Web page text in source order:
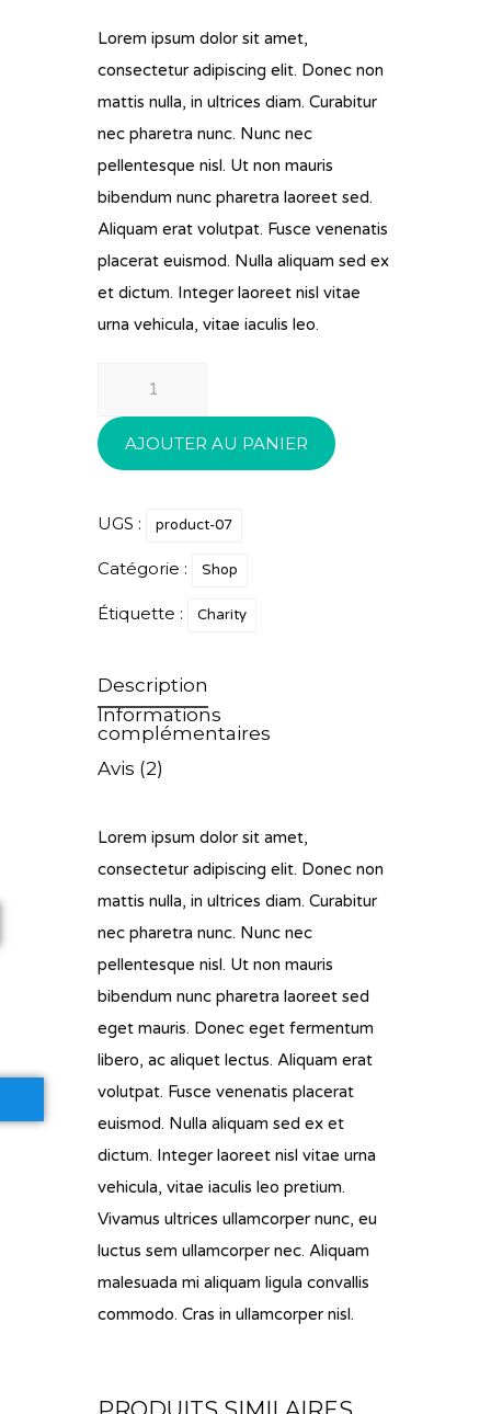
initial
était :
$15.00.
Lorem ipsum dolor sit amet,
consectetur adipiscing elit. Donec non
mattis nulla, in ultrices diam. Curabitur
nec pharetra nunc. Nunc nec
pellentesque nisl. Ut non mauris
bibendum nunc pharetra laoreet sed.
Aliquam erat volutpat. Fusce venenatis
placerat euismod. Nulla aliquam sed ex
et dictum. Integer laoreet nisl vitae
urna vehicula, vitae iaculis leo.
Rehabilitation
AJOUTER AU PANIER
UGS : product-07
Catégorie : Shop
Étiquette : Charity
Description
Informations
complémentaires
Avis (2)
Lorem ipsum dolor sit amet,
consectetur adipiscing elit. Donec non
mattis nulla, in ultrices diam. Curabitur
nec pharetra nunc. Nunc nec
pellentesque nisl. Ut non mauris
bibendum nunc pharetra laoreet sed
eget mauris. Donec eget fermentum
libero, ac aliquet lectus. Aliquam erat
volutpat. Fusce venenatis placerat
euismod. Nulla aliquam sed ex et
dictum. Integer laoreet nisl vitae urna
vehicula, vitae iaculis leo pretium.
Vivamus ultrices ullamcorper nunc, eu
luctus sem ullamcorper nec. Aliquam
malesuada mi aliquam ligula convallis
commodo. Cras in ullamcorper nisl.